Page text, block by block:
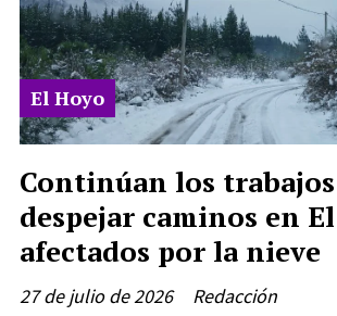
Continúan los
despejar caminos en
afectados por la nieve
Redacción
El Hoyo
27 de julio de 2026